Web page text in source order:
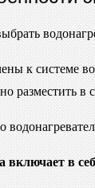
к системе
разместить в
включает в